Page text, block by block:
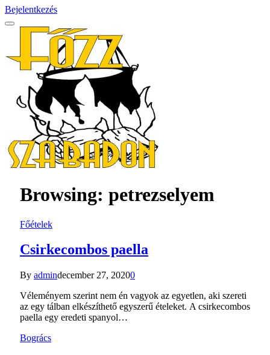
Bejelentkezés
Browsing: petrezselyem
Főételek
Csirkecombos paella
By admindecember 27, 20200
Véleményem szerint nem én vagyok az egyetlen, aki szereti
az egy tálban elkészíthető egyszerű ételeket. A csirkecombos
paella egy eredeti spanyol…
Bogrács